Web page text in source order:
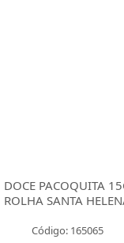
DOCE PACOQUITA
ROLHA SANTA
Código: 165065